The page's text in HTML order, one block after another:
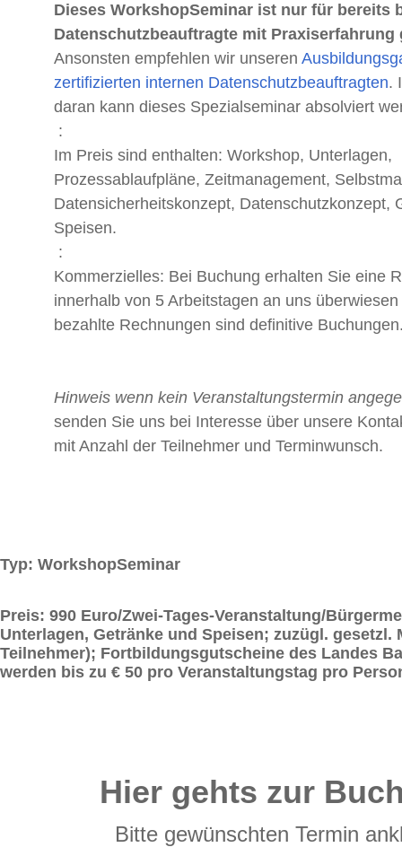
Dieses WorkshopSeminar ist nur für bereits
Datenschutzbeauftragte mit Praxiserfahrung
Ansonsten empfehlen wir unseren
zertifizierten internen Datenschutzbeauftragten.
daran kann dieses Spezialseminar absolviert
:
Im Preis sind enthalten: Workshop, Unterlagen,
Prozessablaufpläne, Zeitmanagement,
Datensicherheitskonzept, Datenschutzkonzept,
Speisen.
:
Kommerzielles: Bei Buchung erhalten Sie eine
innerhalb von 5 Arbeitstagen an uns
bezahlte Rechnungen sind definitive
Hinweis wenn kein Veranstaltungstermin
senden Sie uns bei Interesse über unsere
mit Anzahl der Teilnehmer und Terminwunsch.
Typ: WorkshopSeminar
Preis: 990 Euro/Zwei-Tages-Veranstaltung/
Unterlagen, Getränke und Speisen; zuzügl. gesetzl.
Teilnehmer); Fortbildungsgutscheine des Landes
werden bis zu € 50 pro Veranstaltungstag pro
Hier gehts zur
Bitte gewünschten Termin